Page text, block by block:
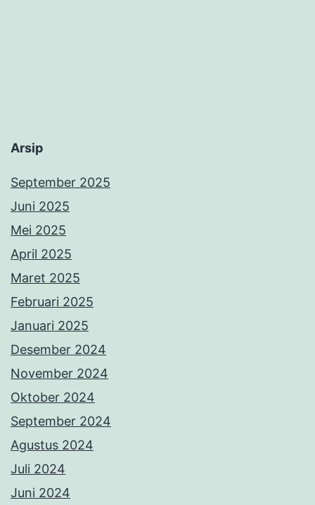
Arsip
September 2025
Juni 2025
Mei 2025
April 2025
Maret 2025
Februari 2025
Januari 2025
Desember 2024
November 2024
Oktober 2024
September 2024
Agustus 2024
Juli 2024
Juni 2024